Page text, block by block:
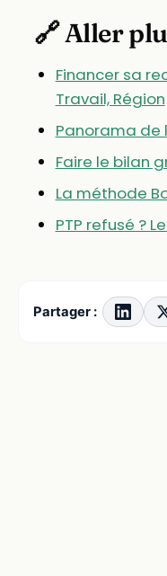
🔗 Aller
Financer sa
Travail, Région
Panorama de
Faire le bilan
La méthode
PTP refusé ?
Partager :